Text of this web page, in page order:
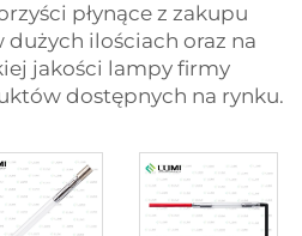
płynące z zakupu
ilościach oraz na
jakości lampy firmy
dostępnych na rynku.